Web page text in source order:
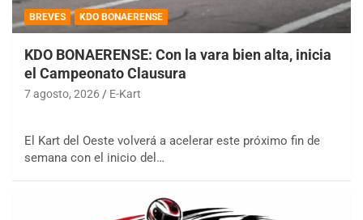
BREVES KDO BONAERENSE
KDO BONAERENSE: Con la vara bien alta, inicia
el Campeonato Clausura
7 agosto, 2026 E-Kart
El Kart del Oeste volverá a acelerar este próximo fin de
semana con el inicio del…